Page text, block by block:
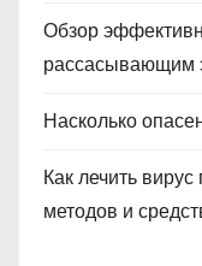
Обзор
рассасывающим
Насколько
Как лечить
методов и